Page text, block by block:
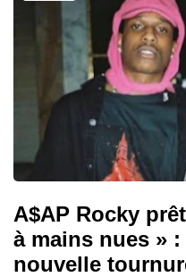
A$AP Rocky
à mains nues »
nouvelle